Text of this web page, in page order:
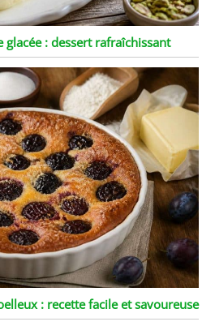
glacée : dessert rafraîchissant
: recette facile et savoureuse